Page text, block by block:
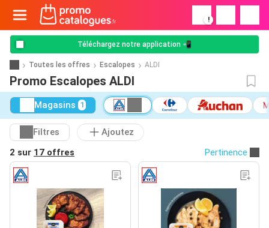
!
Téléchargez notre application 📲
Toutes les offres Escalopes ALDI
Promo Escalopes ALDI
Magasins 1
Filtres
Ajoutez
2 sur 17 offres Pertinence